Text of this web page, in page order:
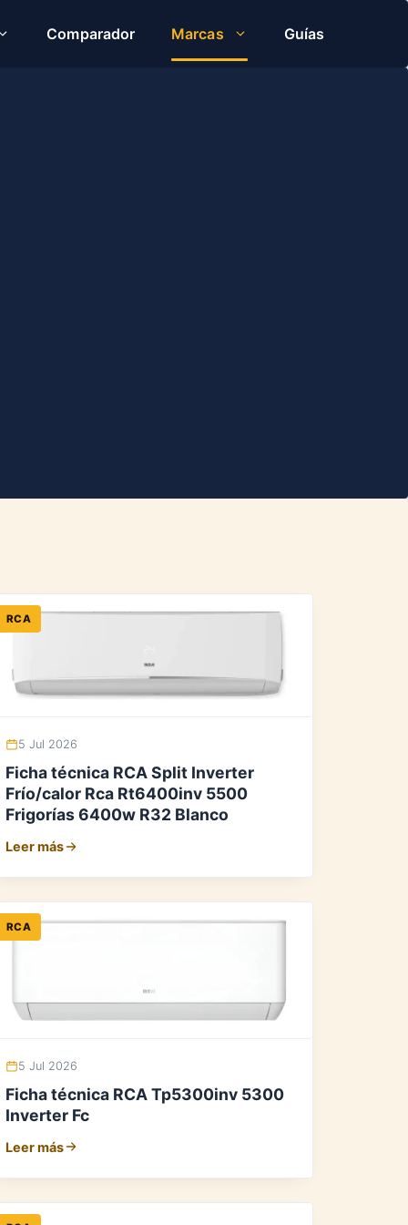
Comparador Marcas Guías
RCA
5 Jul 2026
Ficha técnica RCA Split Inverter
Frío/calor Rca Rt6400inv 5500
Frigorías 6400w R32 Blanco
Leer más
RCA
5 Jul 2026
Ficha técnica RCA Tp5300inv 5300
Inverter Fc
Leer más